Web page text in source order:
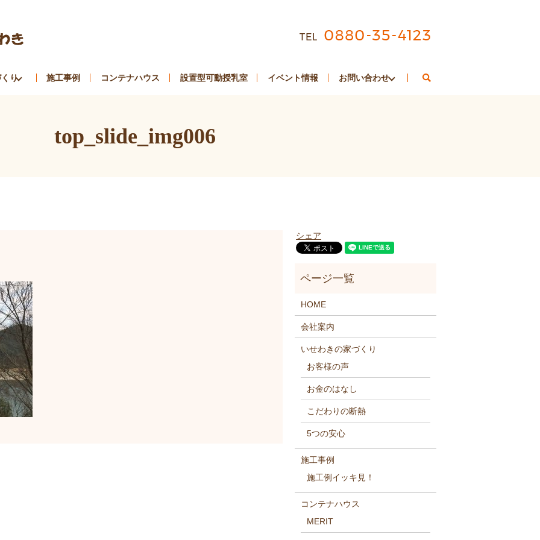
り 施工事例 コンテナハウス 設置型可動授乳室 イベント情報 お問い合わせ
top_slide_img006
シェア
HOME
会社案内
いせわきの家づくり
お客様の声
お金のはなし
こだわりの断熱
5つの安心
施工事例
施工例イッキ見！
コンテナハウス
MERIT